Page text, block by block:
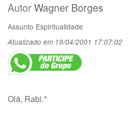
AutorWagner Borges
Assunto Espiritualidade
Atualizado em 19/04/2001 17:07:02
Olá, Rabi.*